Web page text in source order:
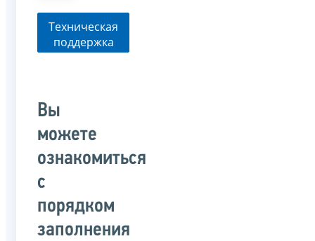
Техническая
поддержка
Вы
можете
ознакомиться
с
порядком
заполнения